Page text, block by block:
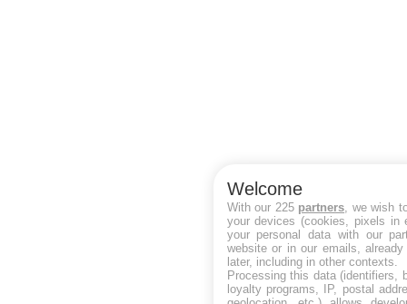
Welcome
With our 225 partners , we wish
your devices (cookies, pixels in
your personal data with our
website or in our emails,
later, including in other contexts.
Processing this data (identifiers,
loyalty programs, IP, postal